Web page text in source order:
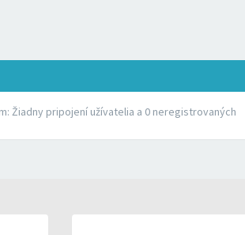
Žiadny pripojení užívatelia a 0 neregistrovaných